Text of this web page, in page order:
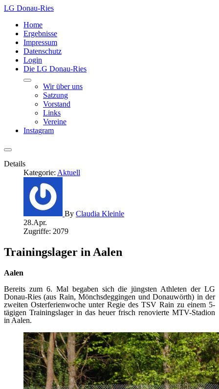
LG Donau-Ries
Home
Ergebnisse
Impressum
Datenschutz
Login
Die LG Donau-Ries
Wir über uns
Satzung
Vorstand
Links
Vereine
Instagram
Details
Kategorie: Aktuell
By Claudia Kleinle
28.Apr.
Zugriffe: 2079
Trainingslager in Aalen
Aalen
Bereits zum 6. Mal begaben sich die jüngsten Athleten der LG
Donau-Ries (aus Rain, Mönchsdeggingen und Donauwörth) in der
zweiten Osterferienwoche unter Regie des TSV Rain zu einem 5-
tägigen Trainingslager in das heuer frisch renovierte MTV-Stadion
in Aalen.